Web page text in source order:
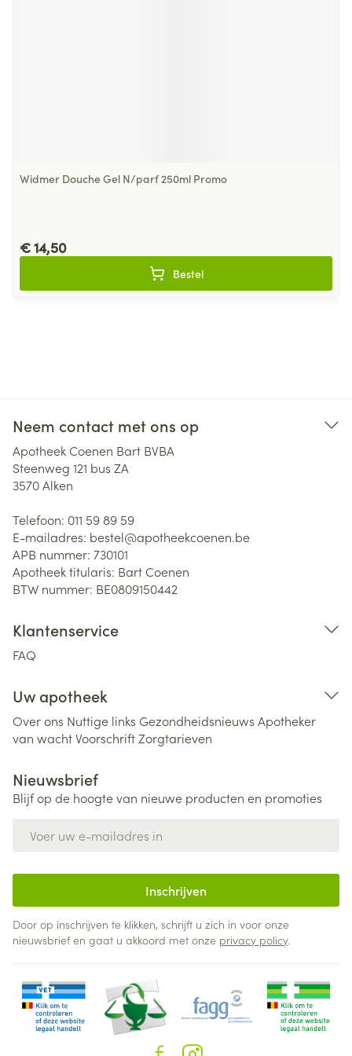
Widmer Douche Gel N/parf 250ml Promo
€ 14,50
Bestel
Neem contact met ons op
Apotheek Coenen Bart BVBA
Steenweg 121 bus ZA
3570Alken
Telefoon: 011 59 89 59
E-mailadres: bestel@apotheekcoenen.be
APB nummer: 730101
Apotheek titularis: Bart Coenen
BTW nummer: BE0809150442
Klantenservice
FAQ
Uw apotheek
Over ons Nuttige links Gezondheidsnieuws Apotheker
van wachtVoorschriftZorgtarieven
Nieuwsbrief
Blijf op de hoogte van nieuwe producten en promoties
Inschrijven
Door op inschrijven te klikken, schrijft u zich in voor onze
nieuwsbrief en gaat u akkoord met onze privacy policy.